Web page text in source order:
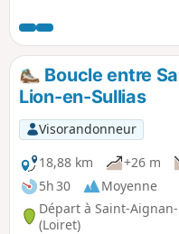
des chemins peu
boisés et cultivés sans
Boucle entre
Lion-en-Sullias
Visorandonneur
18,88 km
+26 m
5h 30
Moyenne
Départ à Saint-
(Loiret)